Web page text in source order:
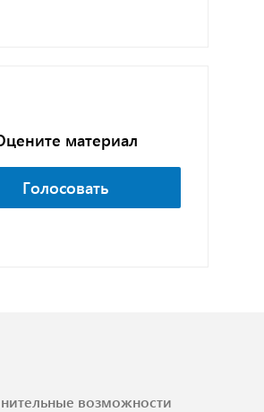
материал
Голосовать
возможности